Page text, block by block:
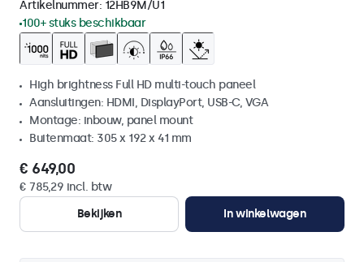
Artikelnummer: 12HB9M/U1
100+ stuks beschikbaar
High brightness Full HD multi-touch paneel
Aansluitingen: HDMI, DisplayPort, USB-C, VGA
Montage: inbouw, panel mount
Buitenmaat: 305 x 192 x 41 mm
€ 649,00
€ 785,29 incl. btw
Bekijken
In winkelwagen